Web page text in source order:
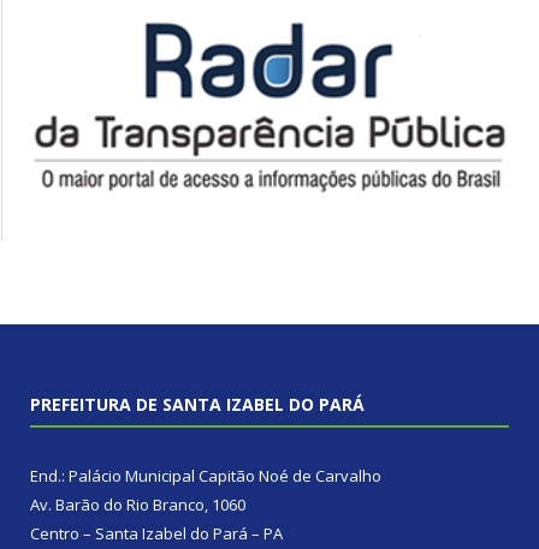
PREFEITURA DE SANTA IZABEL DO PARÁ
End.: Palácio Municipal Capitão Noé de Carvalho
Av. Barão do Rio Branco, 1060
Centro – Santa Izabel do Pará – PA